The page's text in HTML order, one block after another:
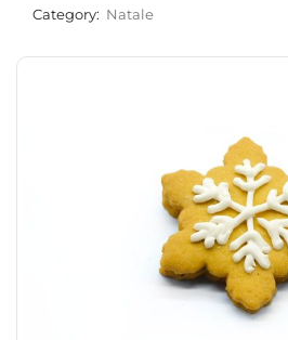
Category: Natale